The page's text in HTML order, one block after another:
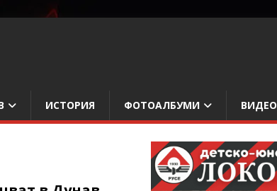
ИСТОРИЯ ФОТОАЛБУМИ ВИДЕО